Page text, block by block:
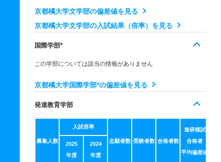
9人 7.10倍 4.10倍 77人 50人
建築デザイン学科 一般 後期日程２科目方式
2人 4.70倍 －
建築デザイン学科 一般 共テ 前期日程３科目方式
5人 3.60倍
建築デザイン学科 一般 共テ 前期Ｃ日程併用方式
7倍 － 52.30
日本語日本文学科 一般 後期日程２科目方式
2人 8倍 － 61人 56人 7人 －
日本語日本文学科 一般 共テ 前期日程３科目方式
3人 5.70倍 3.20倍 114人 113人
日本語日本文学科 一般 共テ 前期ＡＢ日程併用方式
日本語日本文学科 一般 共テ 前期Ｃ日程併用方式
8.50倍 － －
日本語日本文学科 一般 ニ 前期日程４科目方式
京都橘大学文学部の偏差値を見る
京都橘大学文学部の入試結果（倍率）を見る
国際学部*
この学部については該当の情報がありません
京都橘大学国際学部*の偏差値を見る
発達教育学部
募集人数
入試倍率
志願者数 受験者数 合格者数
進研模試
合格者
平均偏差値
2025
年度
2024
年度